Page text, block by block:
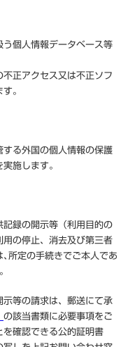
個人情報データベース等
正アクセス又は不正ソフ
。
る外国の個人情報の保護
施します。
録の開示等（利用目的の
の停止、消去及び第三者
所定の手続きでご本人であ
します｡
等の請求は、郵送にて承
の該当書類に必要事項をご
確認できる公的証明書